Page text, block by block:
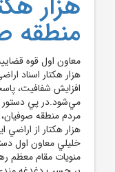
منطقه
هزار هکتار اسناد
افزايش شفافيت،
مي‌شود.در پي دستور
هزار هکتار از
خليلي معاون اول
منويات مقام معظم